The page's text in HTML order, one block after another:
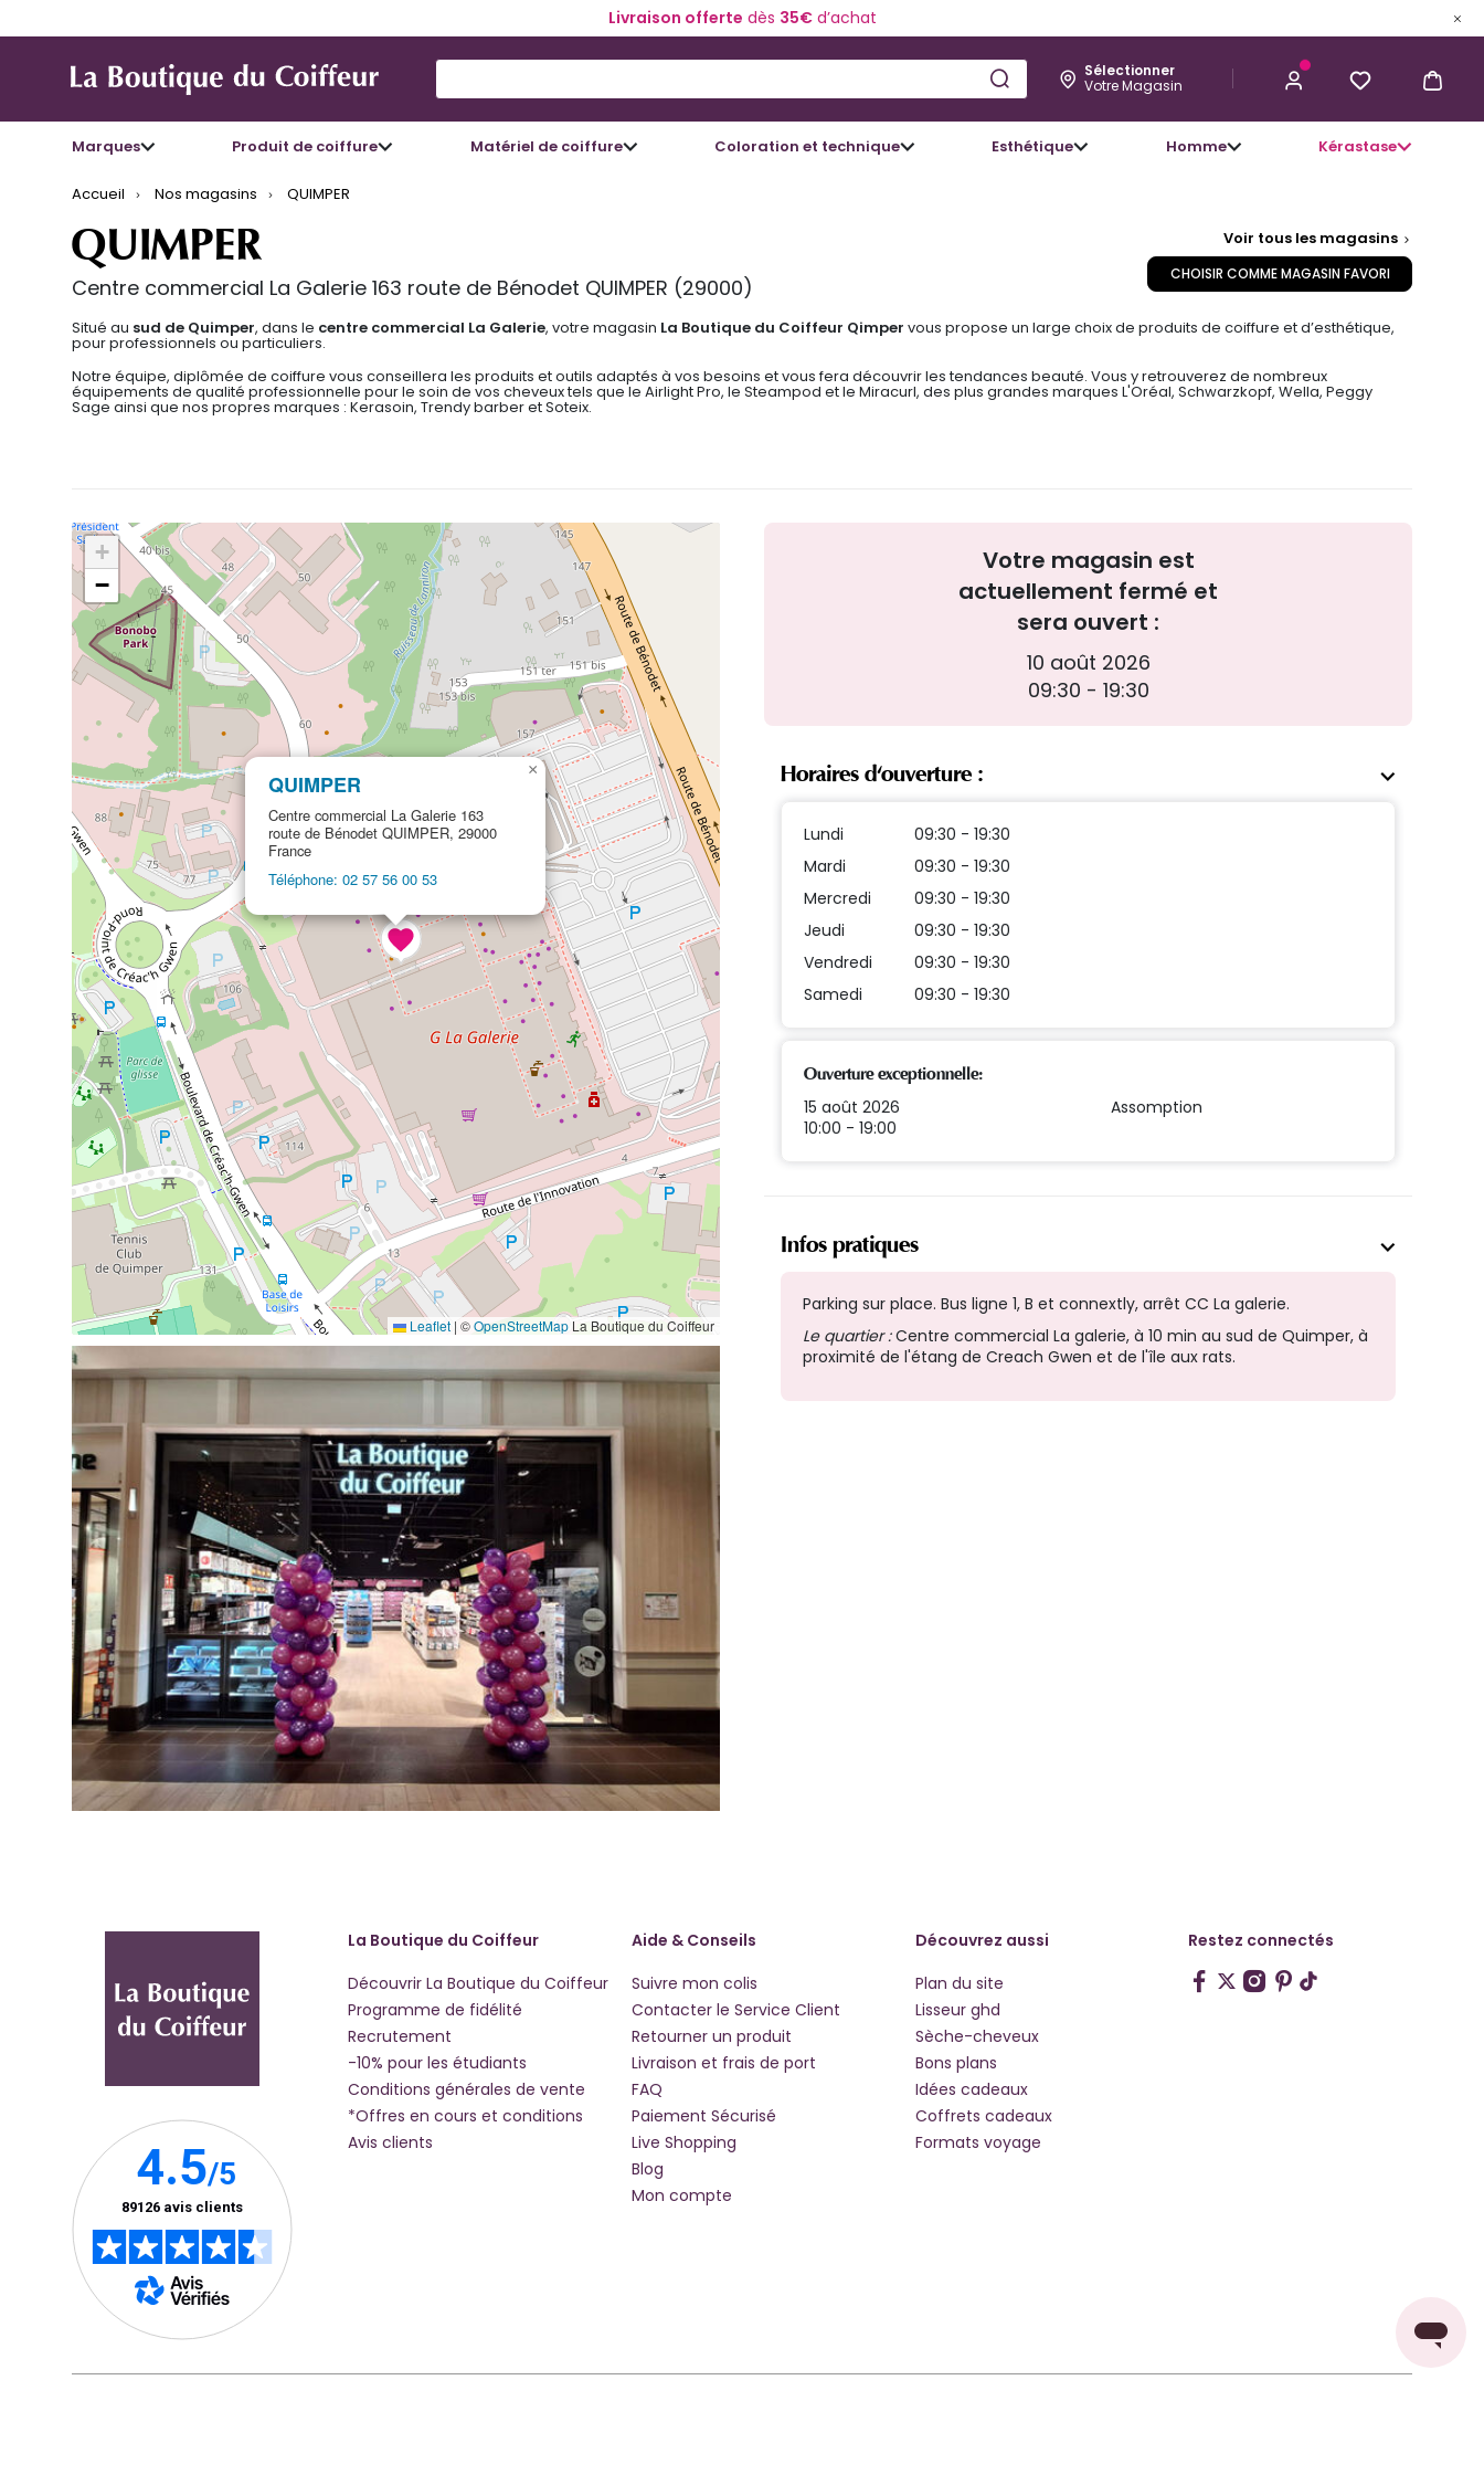
Livraison offerte dès 35€d’achat
Sélectionner
Votre Magasin
Marques Produit de coiffure Matériel de coiffure Coloration et technique Esthétique Homme Kérastase
Accueil Nos magasins QUIMPER
Voir tous les magasins
CHOISIR COMME MAGASIN FAVORI
QUIMPER
Centre commercial La Galerie 163 route de Bénodet QUIMPER (29000)
Situé au sud de Quimper, dans le centre commercial La Galerie, votre magasin La Boutique du Coiffeur Qimper vous propose un large choix de produits de coiffure et d’esthétique,
pour professionnels ou particuliers.
Notre équipe, diplômée de coiffure vous conseillera les produits et outils adaptés à vos besoins et vous fera découvrir les tendances beauté. Vous y retrouverez de nombreux
équipements de qualité professionnelle pour le soin de vos cheveux tels que le Airlight Pro, le Steampod et le Miracurl, des plus grandes marques L'Oréal, Schwarzkopf, Wella, Peggy
Sage ainsi que nos propres marques : Kerasoin, Trendy barber et Soteix.
QUIMPER
Centre commercial La Galerie 163
route de Bénodet QUIMPER, 29000
France
Téléphone: 02 57 56 00 53
×
+
−
Leaflet | ©OpenStreetMap La Boutique du Coiffeur
Votre magasin est
actuellement fermé et
sera ouvert :
10 août 2026
09:30 - 19:30
Horaires d'ouverture :
Lundi
09:30 - 19:30
Mardi
09:30 - 19:30
Mercredi
09:30 - 19:30
Jeudi
09:30 - 19:30
Vendredi
09:30 - 19:30
Samedi
09:30 - 19:30
Ouverture exceptionnelle:
15 août 2026
10:00 - 19:00
Assomption
Infos pratiques
Parking sur place. Bus ligne 1, B et connextly, arrêt CC La galerie.
Le quartier :Centre commercial La galerie, à 10 min au sud de Quimper, à
proximité de l'étang de Creach Gwen et de l'île aux rats.
La Boutique du Coiffeur
Découvrir La Boutique du Coiffeur
Programme de fidélité
Recrutement
-10% pour les étudiants
Conditions générales de vente
*Offres en cours et conditions
Avis clients
Aide & Conseils
Suivre mon colis
Contacter le Service Client
Retourner un produit
Livraison et frais de port
FAQ
Paiement Sécurisé
Live Shopping
Blog
Mon compte
Découvrez aussi
Plan du site
Lisseur ghd
Sèche-cheveux
Bons plans
Idées cadeaux
Coffrets cadeaux
Formats voyage
Restez connectés